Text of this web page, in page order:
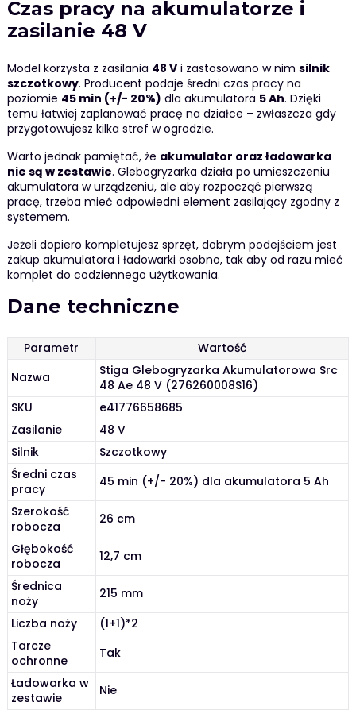
Czas pracy na akumulatorze i
zasilanie 48 V
Model korzysta z zasilania 48 Vi zastosowano w nim silnik
szczotkowy. Producent podaje średni czas pracy na
poziomie 45 min (+/- 20%) dla akumulatora 5 Ah. Dzięki
temu łatwiej zaplanować pracę na działce – zwłaszcza gdy
przygotowujesz kilka stref w ogrodzie.
Warto jednak pamiętać, że akumulator oraz ładowarka
nie są w zestawie. Glebogryzarka działa po umieszczeniu
akumulatora w urządzeniu, ale aby rozpocząć pierwszą
pracę, trzeba mieć odpowiedni element zasilający zgodny z
systemem.
Jeżeli dopiero kompletujesz sprzęt, dobrym podejściem jest
zakup akumulatora i ładowarki osobno, tak aby od razu mieć
komplet do codziennego użytkowania.
Dane techniczne
Parametr
Wartość
Nazwa
Stiga Glebogryzarka Akumulatorowa Src
48 Ae 48 V (276260008S16)
SKU
e41776658685
Zasilanie
48 V
Silnik
Szczotkowy
Średni czas
pracy
45 min (+/- 20%) dla akumulatora 5 Ah
Szerokość
robocza
26 cm
Głębokość
robocza
12,7 cm
Średnica
noży
215 mm
Liczba noży
(1+1)*2
Tarcze
ochronne
Tak
Ładowarka w
zestawie
Nie